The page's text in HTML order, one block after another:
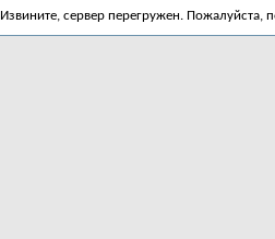
Извините, сервер перегружен. Пожалуйста,